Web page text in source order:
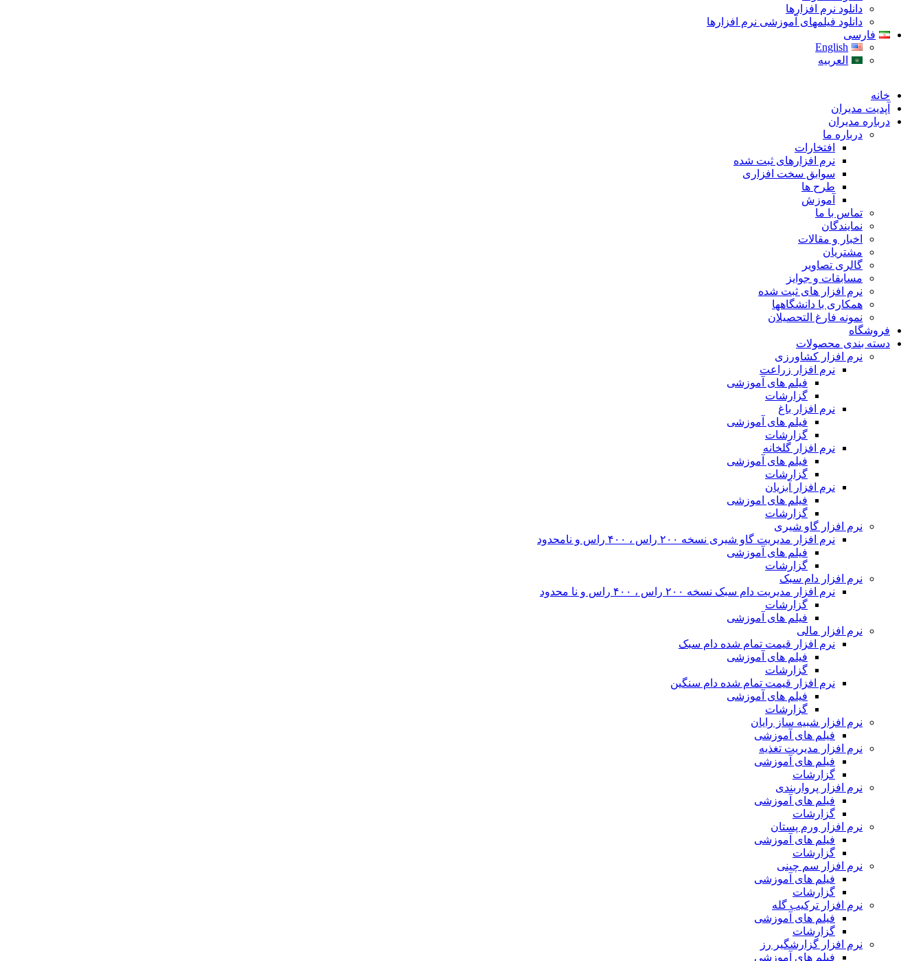
دانلود نرم افزارها
دانلود فیلمهای آموزشی نرم افزارها
فارسی
English
العربیه
خانه
آپدیت مدیران
درباره مدیران
درباره ما
افتخارات
نرم افزارهای ثبت شده
سوابق سخت افزاری
طرح ها
آموزش
تماس با ما
نمایندگان
اخبار و مقالات
مشتریان
گالری تصاویر
مسابقات و جوایز
نرم افزار های ثبت شده
همکاری با دانشگاهها
نمونه فارغ التحصیلان
فروشگاه
دسته بندی محصولات
نرم افزار کشاورزی
نرم افزار زراعت
فیلم های آموزشی
گزارشات
نرم افزار باغ
فیلم های آموزشی
گزارشات
نرم افزار گلخانه
فیلم های آموزشی
گزارشات
نرم افزار آبزیان
فیلم های اموزشی
گزارشات
نرم افزار گاو شیری
نرم افزار مدیریت گاو شیری نسخه ۲۰۰ راس ، ۴۰۰ راس و نامحدود
فیلم های آموزشی
گزارشات
نرم افزار دام سبک
نرم افزار مدیریت دام سبک نسخه ۲۰۰ راس ، ۴۰۰ راس و نا محدود
گزارشات
فیلم های آموزشی
نرم افزار مالی
نرم افزار قیمت تمام شده دام سبک
فیلم های آموزشی
گزارشات
نرم افزار قیمت تمام شده دام سنگین
فیلم های آموزشی
گزارشات
نرم افزار شبیه ساز رایان
فیلم های آموزشی
نرم افزار مدیریت تغذیه
فیلم های آموزشی
گزارشات
نرم افزار پرواربندی
فیلم های آموزشی
گزارشات
نرم افزار ورم پستان
فیلم های آموزشی
گزارشات
نرم افزار سم چینی
فیلم های آموزشی
گزارشات
نرم افزار ترکیب گله
فیلم های آموزشی
گزارشات
نرم افزار گزارشگیر رز
فیلم های آموزشی